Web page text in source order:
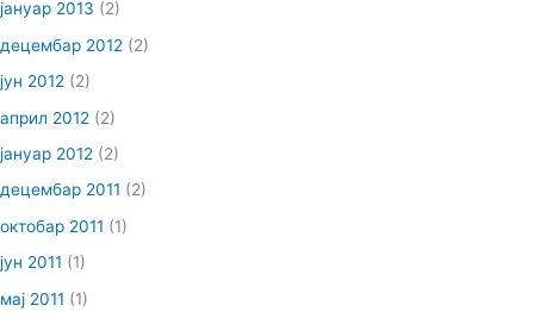
јануар 2013 (2)
децембар 2012 (2)
јун 2012 (2)
април 2012 (2)
јануар 2012 (2)
децембар 2011 (2)
октобар 2011 (1)
јун 2011 (1)
мај 2011 (1)